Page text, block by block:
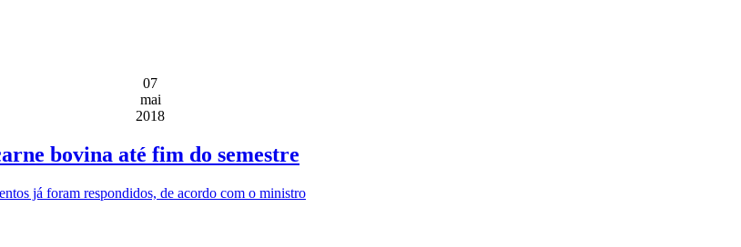
07
mai
2018
bovina até fim do semestre
já foram respondidos, de acordo com o ministro